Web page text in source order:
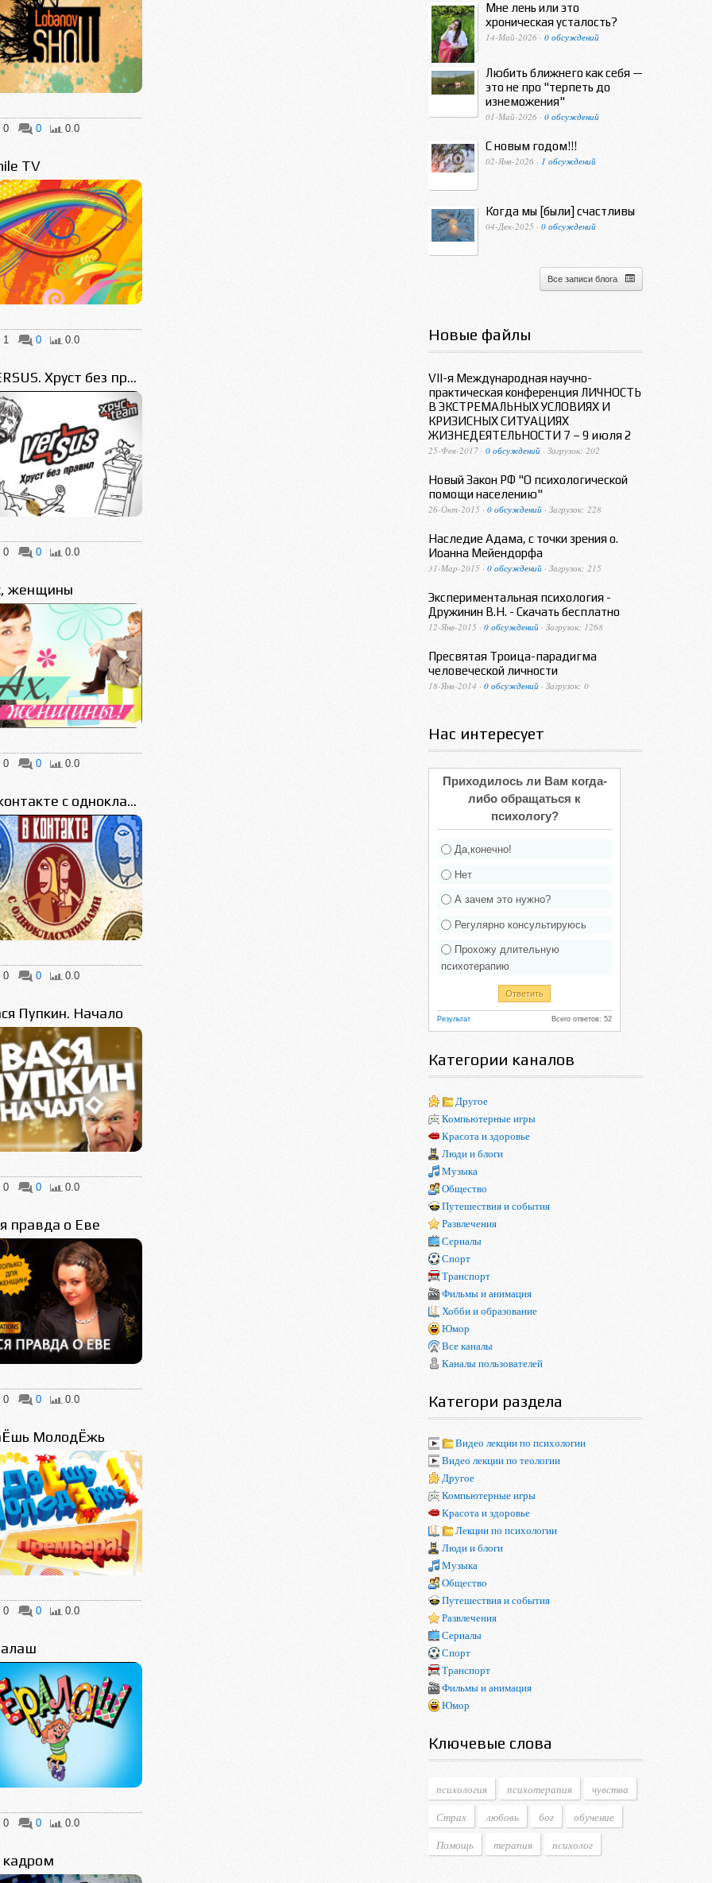
0 0 0.0
TV
1 0 0.0
Хруст без пр...
0 0 0.0
женщины
0 0 0.0
с однокла...
0 0 0.0
Пупкин. Начало
0 0 0.0
правда о Еве
0 0 0.0
МолодЁжь
0 0 0.0
0 0 0.0
кадром
Мне лень или это
хроническая усталость?
14-Май-2026 · 0 обсуждений
Любить ближнего как себя —
это не про "терпеть до
изнеможения"
01-Май-2026 · 0 обсуждений
С новым годом!!!
02-Янв-2026 · 1 обсуждений
Когда мы [были] счастливы
04-Дек-2025 · 0 обсуждений
Все записи блога
Новые файлы
VII-я Международная научно-
практическая конференция ЛИЧНОСТЬ
В ЭКСТРЕМАЛЬНЫХ УСЛОВИЯХ И
КРИЗИСНЫХ СИТУАЦИЯХ
ЖИЗНЕДЕЯТЕЛЬНОСТИ 7 – 9 июля 2
25-Фев-2017 · 0 обсуждений · Загрузок: 202
Новый Закон РФ "О психологической
помощи населению"
26-Окт-2015 · 0 обсуждений · Загрузок: 228
Наследие Адама, с точки зрения о.
Иоанна Мейендорфа
31-Мар-2015 · 0 обсуждений · Загрузок: 215
Экспериментальная психология -
Дружинин В.Н. - Скачать бесплатно
12-Янв-2015 · 0 обсуждений · Загрузок: 1268
Пресвятая Троица-парадигма
человеческой личности
18-Янв-2014 · 0 обсуждений · Загрузок: 0
Нас интересует
Приходилось ли Вам когда-
либо обращаться к
психологу?
Да,конечно!
Нет
А зачем это нужно?
Регулярно консультируюсь
Прохожу длительную
психотерапию
Результат Всего ответов: 52
Категории каналов
Другое
Компьютерные игры
Красота и здоровье
Люди и блоги
Музыка
Общество
Путешествия и события
Развлечения
Сериалы
Спорт
Транспорт
Фильмы и анимация
Хобби и образование
Юмор
Все каналы
Каналы пользователей
Категори раздела
Видео лекции по психологии
Видео лекции по теологии
Другое
Компьютерные игры
Красота и здоровье
Лекции по психологии
Люди и блоги
Музыка
Общество
Путешествия и события
Развлечения
Сериалы
Спорт
Транспорт
Фильмы и анимация
Юмор
Ключевые слова
психология психотерапия
чувства
Страх
любовь бог
обучение
Помощь
терапия психолог